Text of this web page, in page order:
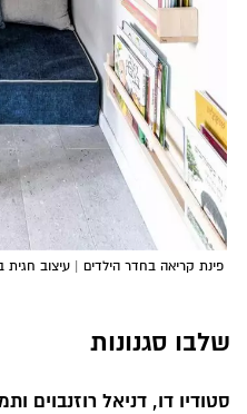
פינת קריאה בחדר הילדים | עיצוב חגית
שלבו סגנונות
סטודיו דו, דניאל רוזנבוים